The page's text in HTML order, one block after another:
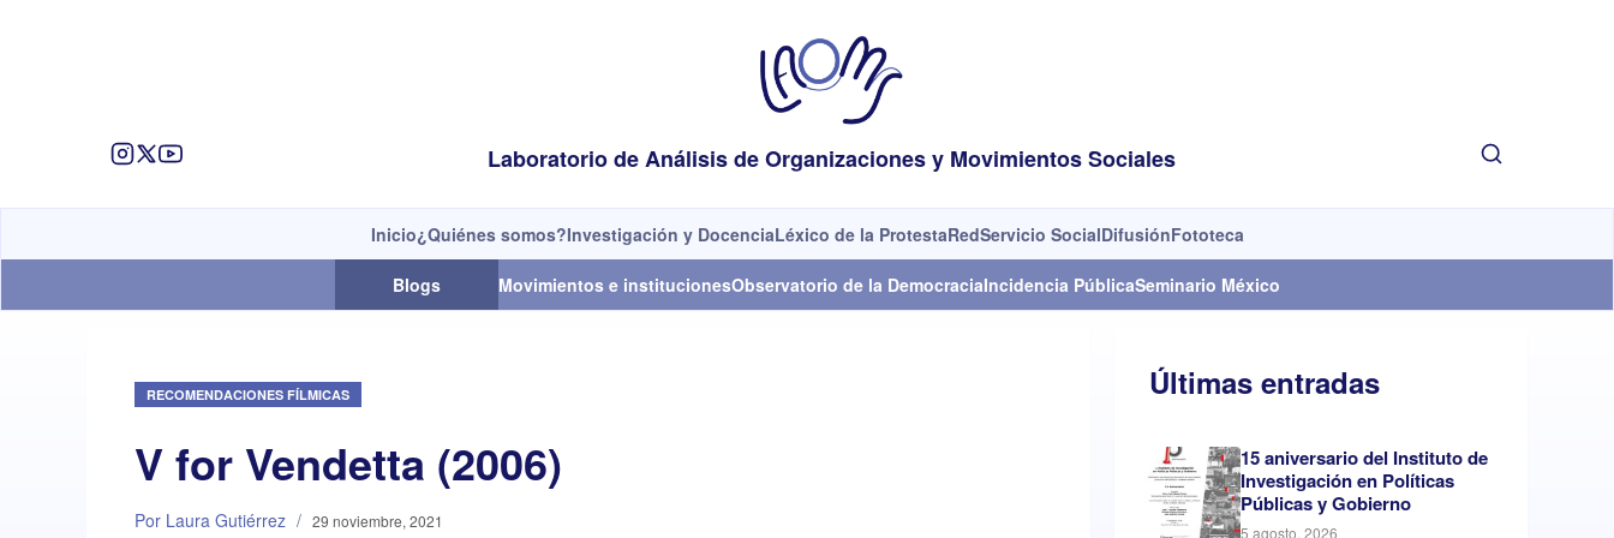
Laboratorio de Análisis de Organizaciones y Movimientos Sociales
Inicio¿Quiénes somos?Investigación y DocenciaLéxico de la ProtestaRedServicio SocialDifusiónFototeca
Blogs Movimientos e institucionesObservatorio de la DemocraciaIncidencia PúblicaSeminario México
RECOMENDACIONES FÍLMICAS
V for Vendetta (2006)
Por Laura Gutiérrez / 29 noviembre, 2021
Últimas entradas
15 aniversario del Instituto de
Investigación en Políticas
Públicas y Gobierno
5 agosto, 2026